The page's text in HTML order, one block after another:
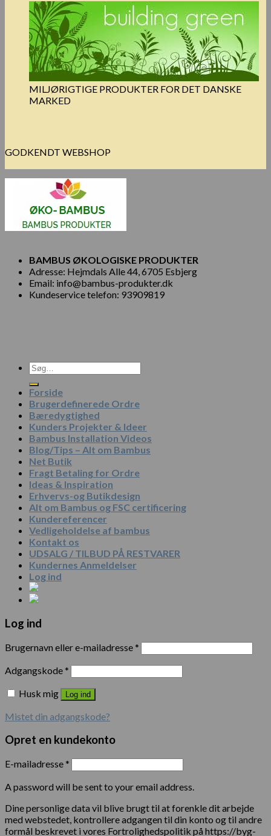
MILJØRIGTIGE PRODUKTER FOR DET DANSKE
MARKED
GODKENDT WEBSHOP
BAMBUS ØKOLOGISKE PRODUKTER
Adresse: Hejmdals Alle 44, 6705 Esbjerg
Email: info@bambus-produkter.dk
Kundeservice telefon: 93909819
Søg
efter:
Forside
Brugerdefinerede Ordre
Bæredygtighed
Kunders Projekter & Ideer
Bambus Installation Videos
Blog/Tips – Alt om Bambus
Net Butik
Fragt Betaling for Ordre
Ideas & Inspiration
Erhvervs-og Butikdesign
Alt om Bambus og FSC certificering
Kundereferencer
Vedligeholdelse af bambus
Kontakt os
UDSALG / TILBUD PÅ RESTVARER
Kundernes Anmeldelser
Log ind
Log ind
Brugernavn eller e-mailadresse*
Adgangskode*
Husk mig
Log ind
Mistet din adgangskode?
Opret en kundekonto
E-mailadresse*
A password will be sent to your email address.
Dine personlige data vil blive brugt til at forenkle dit arbejde
med webstedet, kontrollere adgangen til din konto og til andre
formål beskrevet i vores Fortrolighedspolitik på https://byg-